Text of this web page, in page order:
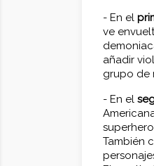
- En el
ve
añadir
grupo de
- En el
También